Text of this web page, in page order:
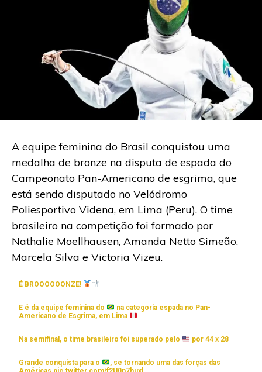
A equipe feminina do Brasil conquistou uma
medalha de bronze na disputa de espada do
Campeonato Pan-Americano de esgrima, que
está sendo disputado no Velódromo
Poliesportivo Videna, em Lima (Peru). O time
brasileiro na competição foi formado por
Nathalie Moellhausen, Amanda Netto Simeão,
Marcela Silva e Victoria Vizeu.
É BROOOOOONZE!
E é da equipe feminina do
na categoria espada no Pan-
Americano de Esgrima, em Lima
Na semifinal, o time brasileiro foi superado pelo por 44 x 28
Grande conquista para o
, se tornando uma das forças das